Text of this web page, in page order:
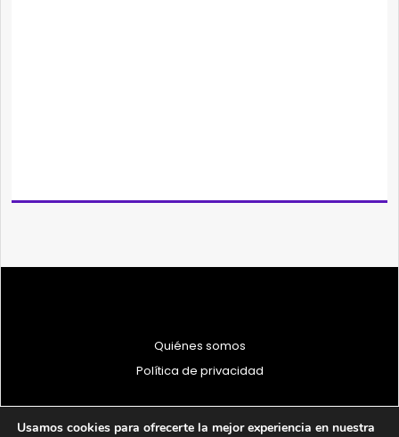
Quiénes somos
Política de privacidad
Usamos cookies para ofrecerte la mejor experiencia en nuestra